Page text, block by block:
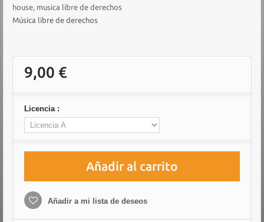
house, musica libre de derechos
Música libre de derechos
9,00 €
Licencia :
Añadir al carrito
Añadir a mi lista de deseos